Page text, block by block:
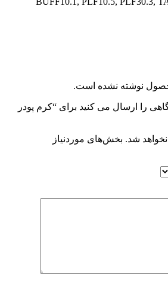
نوشته نشده است.
را ارسال می کنید برای “کرم ‌پودر
شد. بخش‌های موردنیاز